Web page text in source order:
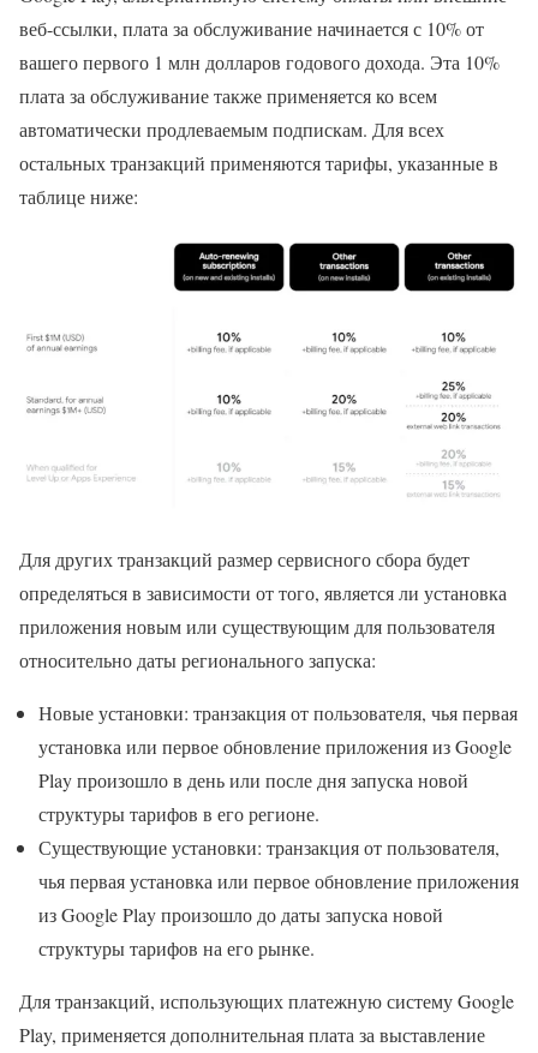
веб-ссылки, плата за обслуживание начинается с 10% от
вашего первого 1 млн долларов годового дохода. Эта 10%
плата за обслуживание также применяется ко всем
автоматически продлеваемым подпискам. Для всех
остальных транзакций применяются тарифы, указанные в
таблице ниже:
Для других транзакций размер сервисного сбора будет
определяться в зависимости от того, является ли установка
приложения новым или существующим для пользователя
относительно даты регионального запуска:
Новые установки: транзакция от пользователя, чья первая
установка или первое обновление приложения из Google
Play произошло в день или после дня запуска новой
структуры тарифов в его регионе.
Существующие установки: транзакция от пользователя,
чья первая установка или первое обновление приложения
из Google Play произошло до даты запуска новой
структуры тарифов на его рынке.
Для транзакций, использующих платежную систему Google
Play, применяется дополнительная плата за выставление